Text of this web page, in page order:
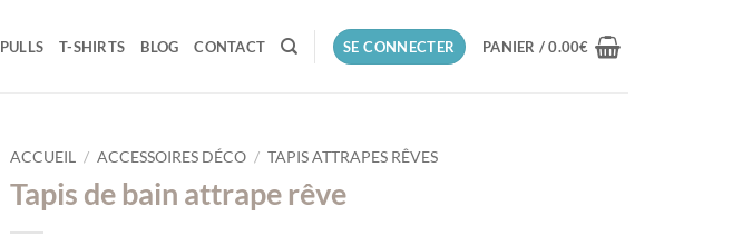
PULLS T-SHIRTS BLOG CONTACT SE CONNECTER PANIER /0.00€
ACCUEIL / ACCESSOIRES DÉCO / TAPIS ATTRAPES RÊVES
Tapis de bain attrape rêve